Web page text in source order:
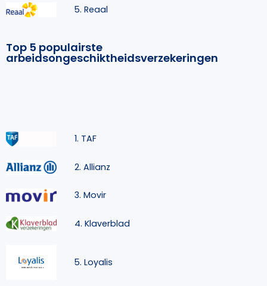
5. Reaal
Top 5 populairste
arbeidsongeschiktheidsverzekeringen
1. TAF
2. Allianz
3. Movir
4. Klaverblad
5. Loyalis